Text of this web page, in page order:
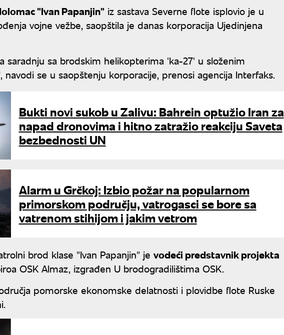
"Ivan Papanjin" iz sastava Severne flote isplovio je u
vojne vežbe, saopštila je danas korporacija Ujedinjena
saradnju sa brodskim helikopterima 'ka-27' u složenim
se u saopštenju korporacije, prenosi agencija Interfaks.
Bukti novi sukob u Zalivu: Bahrein optužio Iran za
napad dronovima i hitno zatražio reakciju Saveta
bezbednosti UN
Alarm u Grčkoj: Izbio požar na popularnom
primorskom području, vatrogasci se bore sa
vatrenom stihijom i jakim vetrom
brod klase "Ivan Papanjin" je vodeći predstavnik projekta
OSK Almaz, izgrađen U brodogradilištima OSK.
pomorske ekonomske delatnosti i plovidbe flote Ruske